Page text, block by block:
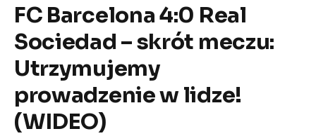
FC Barcelona 4:0 Real
Sociedad – skrót meczu:
Utrzymujemy
prowadzenie w lidze!
(WIDEO)